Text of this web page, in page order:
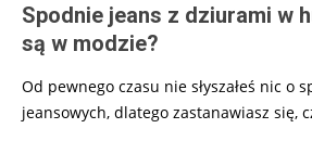
Spodnie jeans z dziurami w
są w modzie?
Od pewnego czasu nie słyszałeś nic o
jeansowych, dlatego zastanawiasz się,